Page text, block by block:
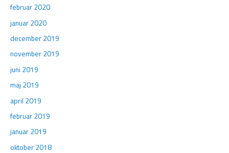
februar 2020
januar 2020
december 2019
november 2019
juni 2019
maj 2019
april 2019
februar 2019
januar 2019
oktober 2018